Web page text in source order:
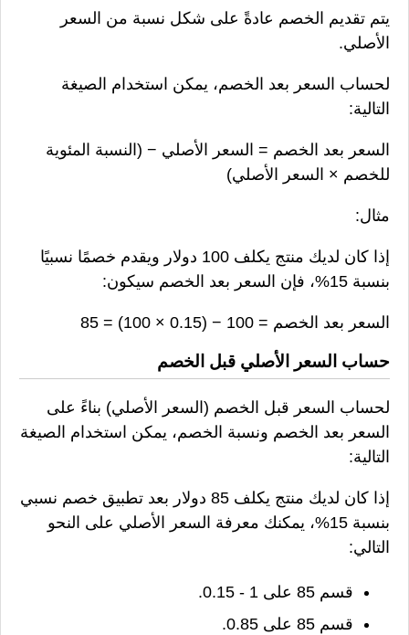
يتم تقديم الخصم عادةً على شكل نسبة من السعر
الأصلي.
لحساب السعر بعد الخصم، يمكن استخدام الصيغة
التالية:
السعر بعد الخصم = السعر الأصلي − (النسبة المئوية
للخصم × السعر الأصلي)
مثال:
إذا كان لديك منتج يكلف 100 دولار ويقدم خصمًا نسبيًا
بنسبة 15%، فإن السعر بعد الخصم سيكون:
السعر بعد الخصم = 100 − (0.15 × 100) = 85
حساب السعر الأصلي قبل الخصم
لحساب السعر قبل الخصم (السعر الأصلي) بناءً على
السعر بعد الخصم ونسبة الخصم، يمكن استخدام الصيغة
التالية:
إذا كان لديك منتج يكلف 85 دولار بعد تطبيق خصم نسبي
بنسبة 15%، يمكنك معرفة السعر الأصلي على النحو
التالي:
قسم 85 على 1 - 0.15.
قسم 85 على 0.85.